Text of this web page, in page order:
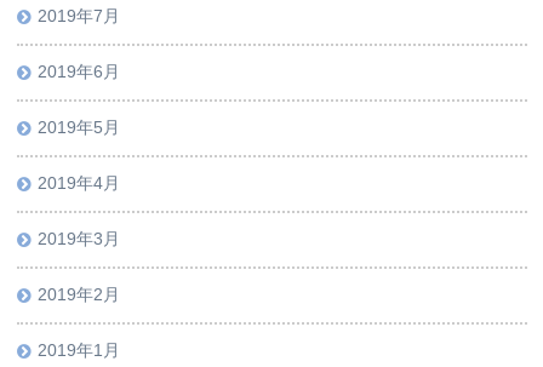
2019年7月
2019年6月
2019年5月
2019年4月
2019年3月
2019年2月
2019年1月